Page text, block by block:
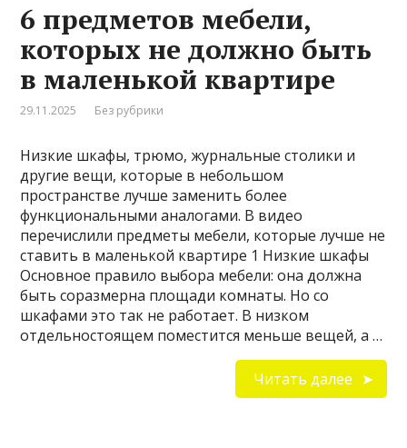
6 предметов мебели,
которых не должно быть
в маленькой квартире
29.11.2025 Без рубрики
Низкие шкафы, трюмо, журнальные столики и
другие вещи, которые в небольшом
пространстве лучше заменить более
функциональными аналогами. В видео
перечислили предметы мебели, которые лучше не
ставить в маленькой квартире 1 Низкие шкафы
Основное правило выбора мебели: она должна
быть соразмерна площади комнаты. Но со
шкафами это так не работает. В низком
отдельностоящем поместится меньше вещей, а …
Читать далее